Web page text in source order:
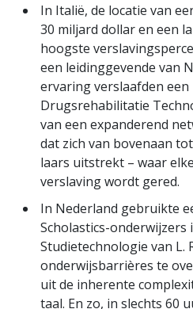
In Italië, de locatie van
30 miljard dollar en een
hoogste
een leidinggevende van
ervaring verslaafden een
Drugsrehabilitatie
van een expanderend
dat zich van bovenaan
laars uitstrekt – waar
verslaving wordt gered.
In Nederland gebruikte
Scholastics-onderwijzers
Studietechnologie van L.
onderwijs­barrières te
uit de inherente
taal. En zo, in slechts 60